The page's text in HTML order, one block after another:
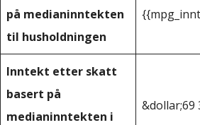
på medianinntekten
til husholdningen
Inntekt etter skatt
basert på
medianinntekten i
&dollar;69